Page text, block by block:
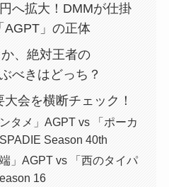
へ拡大！DMMが仕掛
AGPT」の正体
、絶対王者の
べきはどっち？
会を横断チェック！
タメ」AGPT vs 「ポーカ
Season 40th
」AGPT vs 「西のタイパ
16